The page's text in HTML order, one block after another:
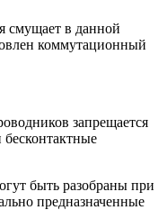
смущает в данной
коммутационный
запрещается
быть разобраны при
предназначенные